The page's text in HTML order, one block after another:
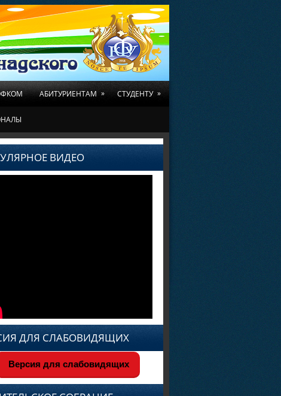
АБИТУРИЕНТАМ » СТУДЕНТУ »
ВИДЕО
ДЛЯ СЛАБОВИДЯЩИХ
Версия для слабовидящих